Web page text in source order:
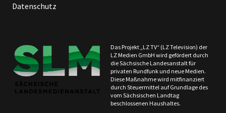
Datenschutz
Das Projekt „LZ TV“ (LZ Television) der
LZ Medien GmbH wird gefördert durch
die Sächsische Landesanstalt für
privaten Rundfunk und neue Medien.
Diese Maßnahme wird mitfinanziert
durch Steuermittel auf Grundlage des
vom Sächsischen Landtag
beschlossenen Haushaltes.